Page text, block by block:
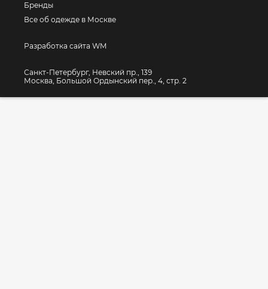
Бренды
Все об одежде в Москве
Разработка сайта WM
Санкт-Петербург, Невский пр., 139
Москва, Большой Ордынский пер., 4, стр. 2